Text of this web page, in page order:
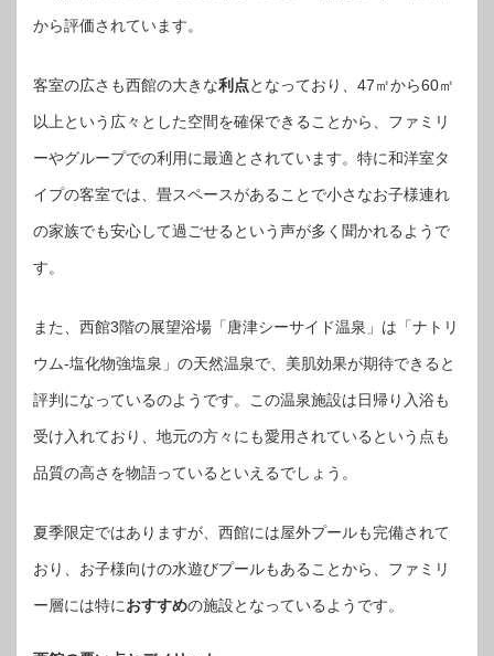
から評価されています。
客室の広さも西館の大きな利点となっており、47㎡から60㎡
以上という広々とした空間を確保できることから、ファミリ
ーやグループでの利用に最適とされています。特に和洋室タ
イプの客室では、畳スペースがあることで小さなお子様連れ
の家族でも安心して過ごせるという声が多く聞かれるようで
す。
また、西館3階の展望浴場「唐津シーサイド温泉」は「ナトリ
ウム-塩化物強塩泉」の天然温泉で、美肌効果が期待できると
評判になっているのようです。この温泉施設は日帰り入浴も
受け入れており、地元の方々にも愛用されているという点も
品質の高さを物語っているといえるでしょう。
夏季限定ではありますが、西館には屋外プールも完備されて
おり、お子様向けの水遊びプールもあることから、ファミリ
ー層には特におすすめの施設となっているようです。